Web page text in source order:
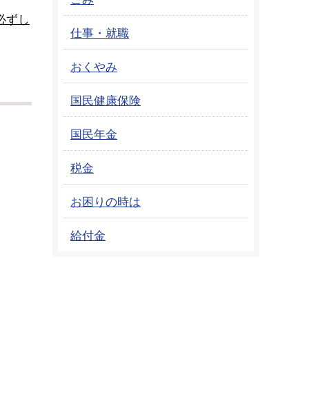
ずし
仕事・就職
おくやみ
国民健康保険
国民年金
税金
お困りの時は
給付金